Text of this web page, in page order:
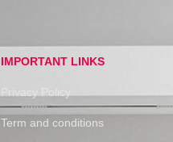
IMPORTANT LINKS
Term and conditions